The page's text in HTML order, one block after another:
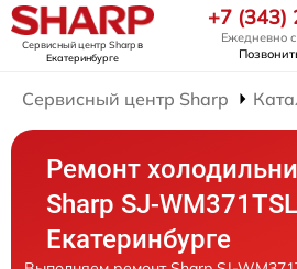
Сервисный центр Sharpв
Екатеринбурге
+7 (343)
Ежедневно
Сервисный центр Sharp
Ремонт
Sharp SJ-
Екатеринбурге